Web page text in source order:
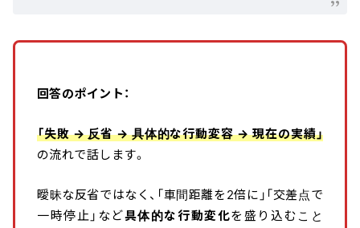
回答のポイント：
「失敗 → 反省 → 具体的な行動変容 → 現在の実績」
の流れで話します。
曖昧な反省ではなく、「車間距離を2倍に」「交差点で
一時停止」など具体的な行動変化を盛り込むこと